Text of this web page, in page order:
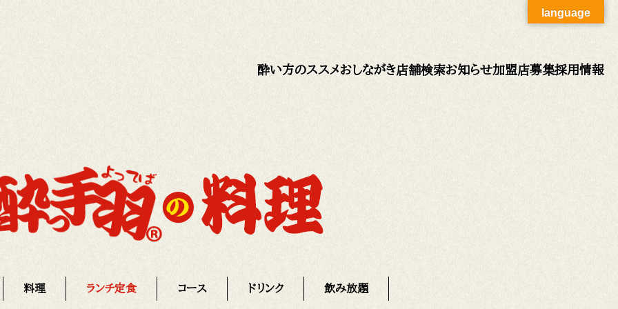
酔い方のススメおしながき店舗検索お知らせ加盟店募集採用情報
料理 ランチ定食 コース ドリンク 飲み放題
language